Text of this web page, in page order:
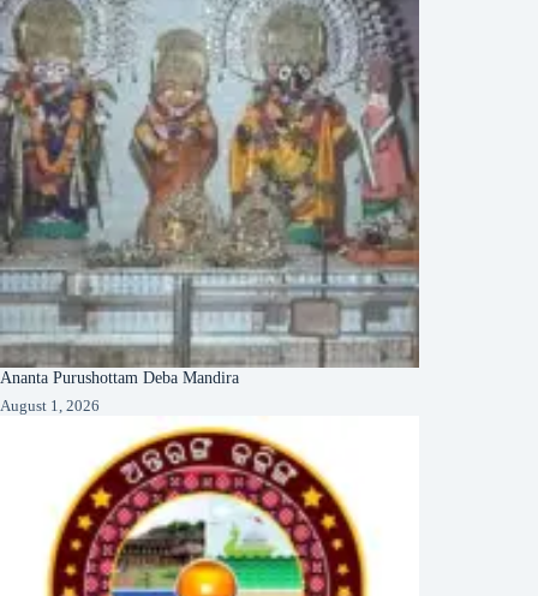
Ananta Purushottam Deba Mandira
August 1, 2026